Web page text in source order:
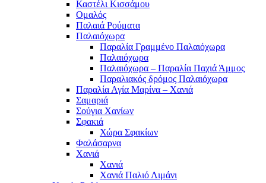
Καστέλι Κισσάμου
Ομαλός
Παλαιά Ρούματα
Παλαιόχωρα
Παραλία Γραμμένο Παλαιόχωρα
Παλαιόχωρα
Παλαιόχωρα – Παραλία Παχιά Άμμος
Παραλιακός δρόμος Παλαιόχωρα
Παραλία Αγία Μαρίνα – Χανιά
Σαμαριά
Σούγια Χανίων
Σφακιά
Χώρα Σφακίων
Φαλάσαρνα
Χανιά
Χανιά
Χανιά Παλιό Λιμάνι